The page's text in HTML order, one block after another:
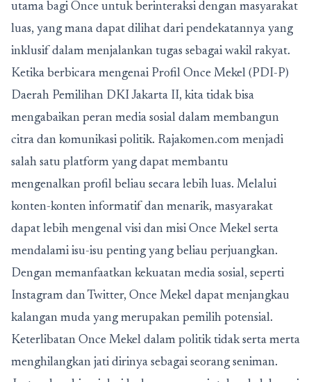
utama bagi Once untuk berinteraksi dengan masyarakat
luas, yang mana dapat dilihat dari pendekatannya yang
inklusif dalam menjalankan tugas sebagai wakil rakyat.
Ketika berbicara mengenai Profil Once Mekel (PDI-P)
Daerah Pemilihan DKI Jakarta II, kita tidak bisa
mengabaikan peran media sosial dalam membangun
citra dan komunikasi politik. Rajakomen.com menjadi
salah satu platform yang dapat membantu
mengenalkan profil beliau secara lebih luas. Melalui
konten-konten informatif dan menarik, masyarakat
dapat lebih mengenal visi dan misi Once Mekel serta
mendalami isu-isu penting yang beliau perjuangkan.
Dengan memanfaatkan kekuatan media sosial, seperti
Instagram dan Twitter, Once Mekel dapat menjangkau
kalangan muda yang merupakan pemilih potensial.
Keterlibatan Once Mekel dalam politik tidak serta merta
menghilangkan jati dirinya sebagai seorang seniman.